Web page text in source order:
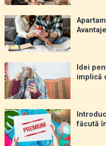
Idei
implică
făcută